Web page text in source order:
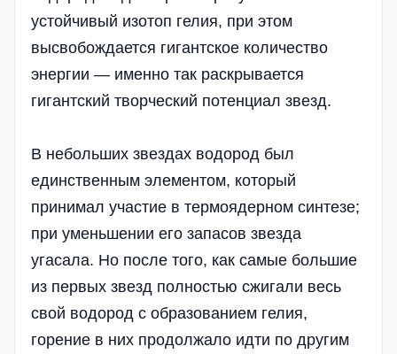
устойчивый изотоп гелия, при этом
высвобождается гигантское количество
энергии — именно так раскрывается
гигантский творческий потенциал звезд.
В небольших звездах водород был
единственным элементом, который
принимал участие в термоядерном синтезе;
при уменьшении его запасов звезда
угасала. Но после того, как самые большие
из первых звезд полностью сжигали весь
свой водород с образованием гелия,
горение в них продолжало идти по другим